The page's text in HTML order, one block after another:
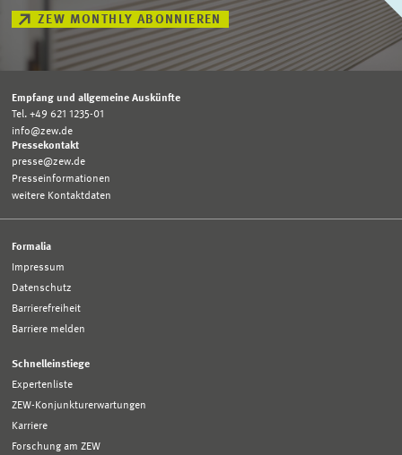
ZEW MONTHLY ABONNIEREN
Empfang und allgemeine Auskünfte
Tel. +49 621 1235-01
info@zew.de
Pressekontakt
presse@zew.de
Presseinformationen
weitere Kontaktdaten
Formalia
Impressum
Datenschutz
Barrierefreiheit
Barriere melden
Schnelleinstiege
Expertenliste
ZEW-Konjunkturerwartungen
Karriere
Forschung am ZEW